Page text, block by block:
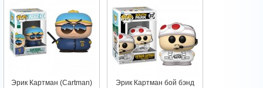
Эрик Картман (Cartman)
Эрик Картман бой бэнд